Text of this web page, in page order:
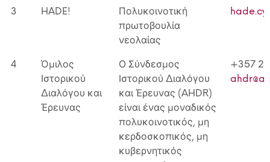
3 HADE!
Πολυκοινοτική
πρωτοβουλία
νεολαίας
4
Όμιλος
Ιστορικού
Διαλόγου και
Έρευνας
Ο Σύνδεσμος
Ιστορικού Διαλόγου
και Έρευνας (AHDR)
είναι ένας μοναδικός
πολυκοινοτικός, μη
κερδοσκοπικός, μη
κυβερνητικός
+357